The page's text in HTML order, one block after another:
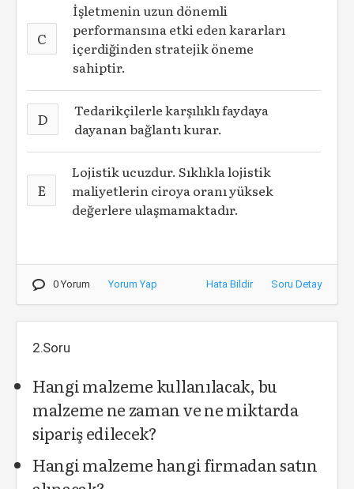
C
İşletmenin uzun dönemli
performansına etki eden kararları
içerdiğinden stratejik öneme
sahiptir.
D
Tedarikçilerle karşılıklı faydaya
dayanan bağlantı kurar.
E
Lojistik ucuzdur. Sıklıkla lojistik
maliyetlerin ciroya oranı yüksek
değerlere ulaşmamaktadır.
0 Yorum Yorum Yap Hata Bildir Soru Detay
2.Soru
Hangi malzeme kullanılacak, bu
malzeme ne zaman ve ne miktarda
sipariş edilecek?
Hangi malzeme hangi firmadan satın